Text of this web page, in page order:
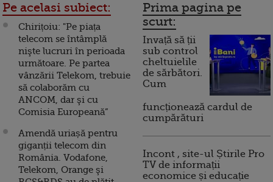
Pe acelasi subiect:
Chirițoiu: "Pe piața
telecom se întâmplă
nişte lucruri în perioada
următoare. Pe partea
vânzării Telekom, trebuie
să colaborăm cu
ANCOM, dar şi cu
Comisia Europeană”
Amendă uriașă pentru
giganții telecom din
România. Vodafone,
Telekom, Orange şi
Prima pagina pe
scurt:
Invață să ții
sub control
cheltuielile
de sărbători.
Cum
funcționează cardul de
cumpărături
Incont , site-ul Știrile Pro
TV de informații
economice și educație